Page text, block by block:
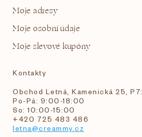
Moje adresy
Moje osobní údaje
Moje slevové kupóny
Kontakty
Obchod Letná, Kamenická 25, P7:
Po-Pá: 9:00-18:00
So: 10:00-15:00
+420 725 483 486
letna@creammy.cz